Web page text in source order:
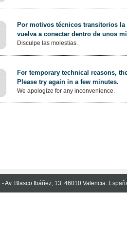
Por motivos técnicos transitorios
vuelva a conectar dentro de unos
Disculpe las molestias.
For temporary technical reasons,
Please try again in a few minutes.
We apologize for any inconvenience.
Av. Blasco Ibáñez, 13. 46010 Valencia.